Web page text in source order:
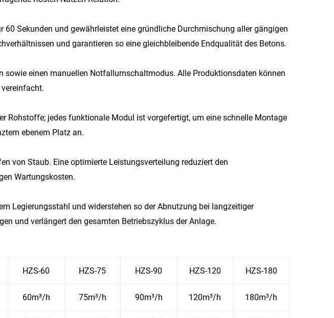
Sekunden und gewährleistet eine gründliche Durchmischung aller gängigen
und garantieren so eine gleichbleibende Endqualität des Betons.
einen manuellen Notfallumschaltmodus. Alle Produktionsdaten können
Rohstoffe; jedes funktionale Modul ist vorgefertigt, um eine schnelle Montage
ebenem Platz an.
von Staub. Eine optimierte Leistungsverteilung reduziert den
Wartungskosten.
Legierungsstahl und widerstehen so der Abnutzung bei langzeitiger
und verlängert den gesamten Betriebszyklus der Anlage.
HZS-60 HZS-75 HZS-90 HZS-120 HZS-180
60m³/h 75m³/h 90m³/h 120m³/h 180m³/h